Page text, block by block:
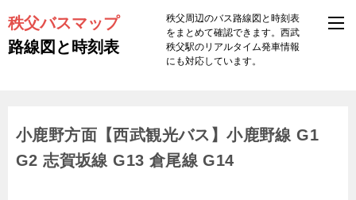
秩父バスマップ
路線図と時刻表
秩父周辺のバス路線図と時刻表
をまとめて確認できます。西武
秩父駅のリアルタイム発車情報
にも対応しています。
小鹿野方面【西武観光バス】小鹿野線 G1
G2 志賀坂線 G13 倉尾線 G14